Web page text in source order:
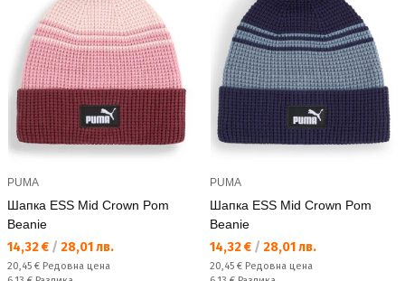
PUMA
Шапка ESS Mid Crown Pom
Beanie
Текуща цена:
14,32 € / 28,01 лв.
Редовна цена:
20,45 € Редовна цена
PUMA
Шапка ESS Mid Crown Pom
Beanie
Текуща цена:
14,32 € / 28,01 лв.
Редовна цена:
20,45 € Редовна цена